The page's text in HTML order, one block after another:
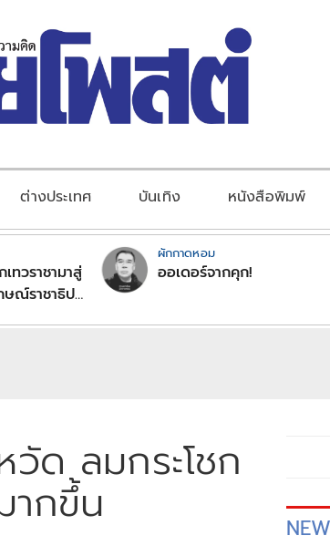
ต่างประเทศ บันเทิง หนังสือพิมพ์
ทวราชามาสู่
ษณ์ราชาธิป
ผักกาดหอม
ออเดอร์จากคุก!
ด ลมกระโชก
กขึ้น